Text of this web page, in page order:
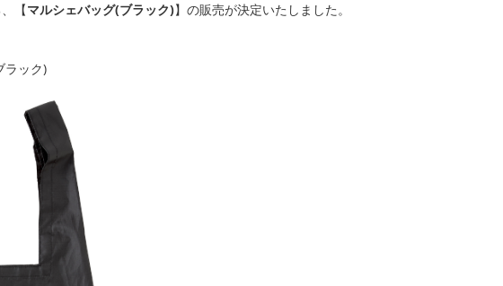
【マルシェバッグ(ブラック)】の販売が決定いたしました。
ラック)